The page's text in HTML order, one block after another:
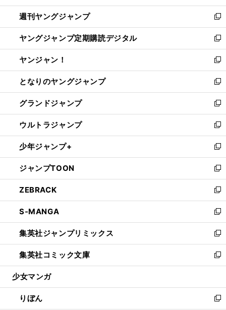
開
く
ウ
で
開
く
ン
ド
ウ
で
開
く
ウ
ィ
ン
ド
ウ
で
開
く
週刊ヤングジャンプ
新
し
い
ウ
ィ
ン
ド
ウ
で
開
く
ヤングジャンプ定期購読デジタル
新
し
い
ウ
ィ
ン
ド
ウ
で
開
く
ヤンジャン！
新
し
い
ウ
ィ
ン
ド
ウ
で
開
く
となりのヤングジャンプ
新
し
い
ウ
ィ
ン
ド
ウ
で
開
く
グランドジャンプ
新
し
い
ウ
ィ
ン
ド
ウ
で
開
く
ウルトラジャンプ
新
し
い
ウ
ィ
ン
ド
ウ
で
開
く
少年ジャンプ+
新
し
い
ウ
ィ
ン
ド
ウ
で
開
く
ジャンプTOON
新
し
い
ウ
ィ
ン
ド
ウ
で
開
ZEBRACK
新
し
い
ウ
ィ
ン
ド
ウ
開
く
S-MANGA
新
し
い
ウ
ィ
ン
ウ
で
集英社ジャンプリミックス
新
し
い
ウ
ン
ド
集英社コミック文庫
新
し
ウ
ィ
少女マンガ
りぼん
新